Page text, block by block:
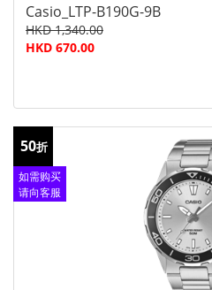
Casio_LTP-B190G-9B
HKD 1,340.00
HKD 670.00
50折
如需购买
请向客服